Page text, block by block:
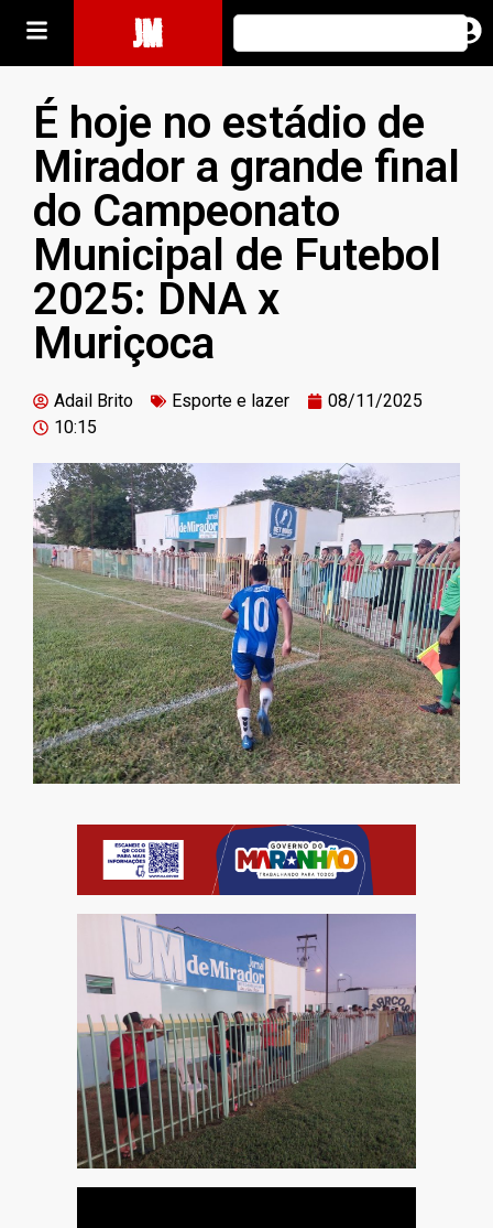
JM
É hoje no estádio de
Mirador a grande final
do Campeonato
Municipal de Futebol
2025: DNA x
Muriçoca
Adail Brito Esporte e lazer
08/11/2025
10:15